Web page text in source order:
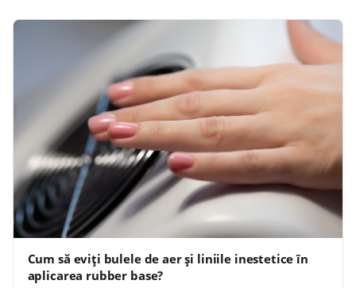
Cum să eviți bulele de aer și liniile inestetice în
aplicarea rubber base?